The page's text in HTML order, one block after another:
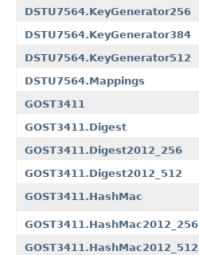
DSTU7564.KeyGenerator256
DSTU7564.KeyGenerator384
DSTU7564.KeyGenerator512
DSTU7564.Mappings
GOST3411
GOST3411.Digest
GOST3411.Digest2012_256
GOST3411.Digest2012_512
GOST3411.HashMac
GOST3411.HashMac2012_256
GOST3411.HashMac2012_512